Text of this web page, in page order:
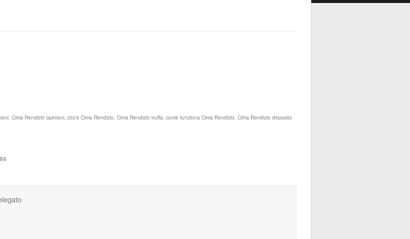
Cima Rendizio opinioni, cos'è Cima Rendizio, Cima Rendizio truffa, come funziona Cima Rendizio, Cima Rendizio deposito